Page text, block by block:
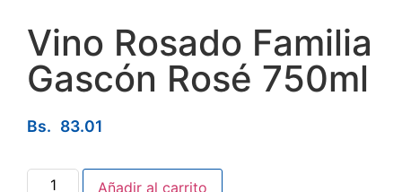
Vino Rosado Familia
Gascón Rosé 750ml
Bs. 83.01
Añadir al carrito